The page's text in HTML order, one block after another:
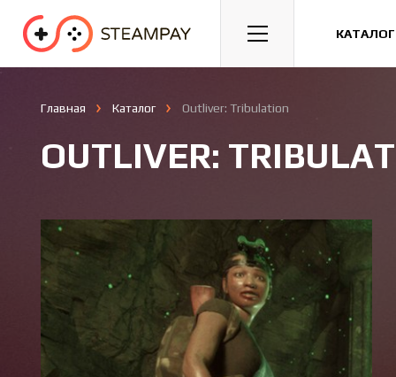
Спорт Гонки Казуальные
Главная Каталог Outliver: Tribulation
OUTLIVER: